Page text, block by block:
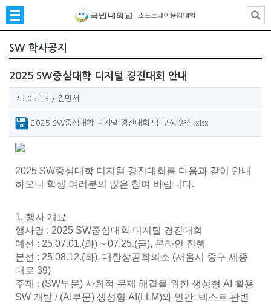
SW 학사공지
2025 SW중심대학 디지털 경진대회 안내
25.05.13 / 김민서
2025 SW중심대학 디지털 경진대회 팀 구성 양식.xlsx
2025 SW중심대학 디지털 경진대회를 다음과 같이 안내
하오니 학생 여러분의 많은 참여 바랍니다.
1. 행사 개요
행사명 : 2025 SW중심대학 디지털 경진대회
예선 : 25.07.01.(화) ~ 07.25.(금), 온라인 진행
본선 : 25.08.12.(화), 대한상공회의소 (서울시 중구 세종
대로 39)
주제 : (SW부문) 사회적 문제 해결을 위한 생성형 AI 활용
SW 개발 / (AI부문) 생성형 AI(LLM)와 인간: 텍스트 판별